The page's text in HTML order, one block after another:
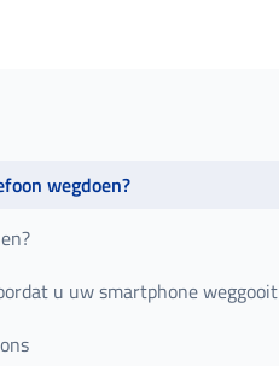
wegdoen?
u uw smartphone weggooit